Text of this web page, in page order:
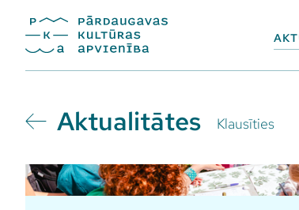
Aktualitātes Klausīties